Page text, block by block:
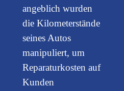
angeblich wurden
die Kilometerstände
seines Autos
manipuliert, um
Reparaturkosten auf
Kunden